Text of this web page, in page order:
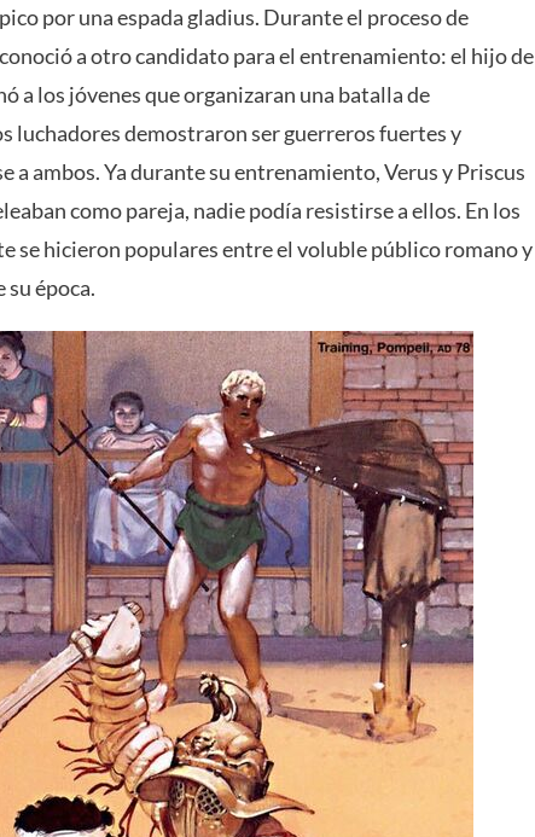
por una espada gladius. Durante el proceso de
a otro candidato para el entrenamiento: el hijo de
a los jóvenes que organizaran una batalla de
luchadores demostraron ser guerreros fuertes y
ambos. Ya durante su entrenamiento, Verus y Priscus
como pareja, nadie podía resistirse a ellos. En los
se hicieron populares entre el voluble público romano y
época.